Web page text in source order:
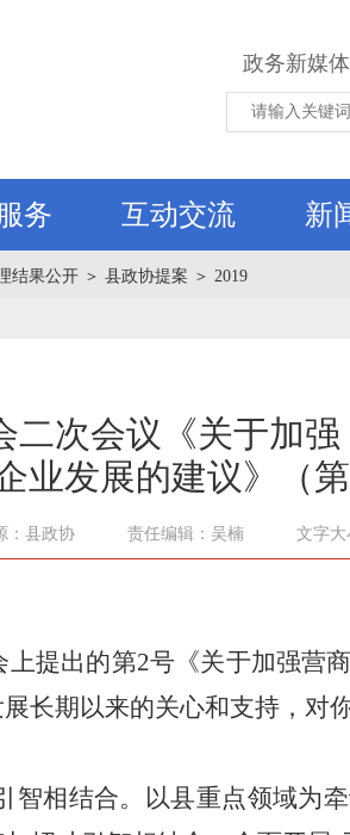
政务新媒
务 互动交流 新
结果公开 ＞ 县政协提案 ＞ 2019
二次会议《关于加强
业发展的建议》（
：县政协 责任编辑：吴楠 文字大
提出的第2号《关于加强营
长期以来的关心和支持，对
智相结合。以县重点领域为